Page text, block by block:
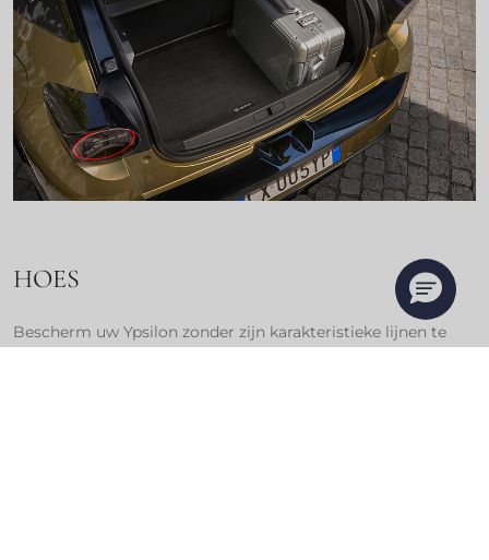
HOES
Bescherm uw Ypsilon zonder zijn karakteristieke lijnen te